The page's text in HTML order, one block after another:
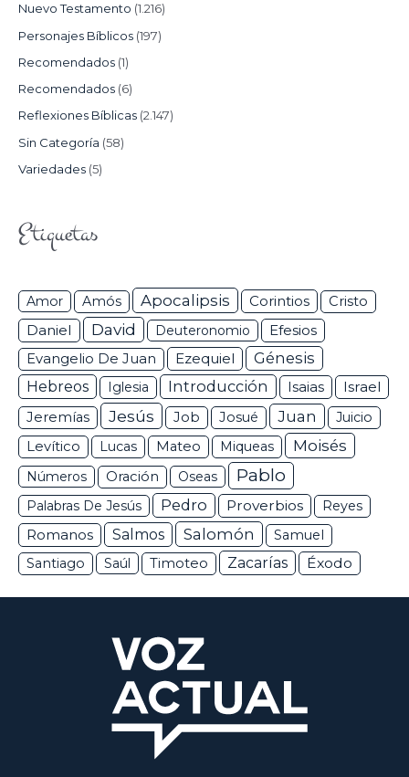
Nuevo Testamento (1.216)
Personajes Bíblicos (197)
Recomendados (1)
Recomendados (6)
Reflexiones Bíblicas (2.147)
Sin Categoría (58)
Variedades (5)
Etiquetas
Amor Amós Apocalipsis Corintios Cristo
Daniel David Deuteronomio Efesios
Evangelio De Juan Ezequiel
Génesis
Hebreos
Iglesia Introducción Isaias Israel
Jeremías Jesús Job Josué Juan
Juicio
Levítico
Lucas Mateo Miqueas Moisés
Números Oración Oseas Pablo
Palabras De Jesús Pedro Proverbios Reyes
Romanos Salmos Salomón
Samuel
Santiago
Saúl Timoteo Zacarías Éxodo